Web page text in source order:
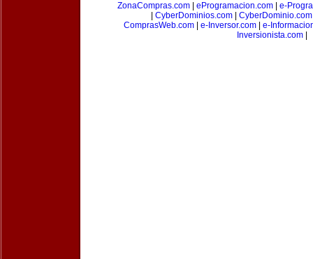
ZonaCompras.com
eProgramacion.com
e-
CyberDominios.com| CyberDominio.com
ComprasWeb.com
e-Inversor.com
e-
Inversionista.com|